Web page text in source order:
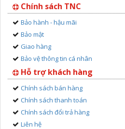
Chính sách TNC
Bảo hành - hậu mãi
Bảo mật
Giao hàng
Bảo vệ thông tin cá nhân
Hỗ trợ khách hàng
Chính sách bán hàng
Chính sách thanh toán
Chính sách đổi trả hàng
Liên hệ